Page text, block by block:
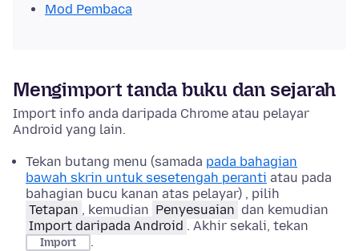
Mod Pembaca
Mengimport tanda buku dan sejarah
Import info anda daripada Chrome atau pelayar
Android yang lain.
Tekan butang menu (samada pada bahagian
bawah skrin untuk sesetengah peranti atau pada
bahagian bucu kanan atas pelayar) , pilih
Tetapan , kemudian Penyesuaian dan kemudian
Import daripada Android . Akhir sekali, tekan
Import .